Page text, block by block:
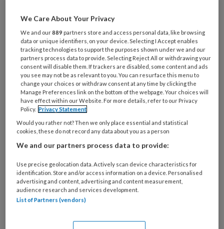
artikelen gratis per maand
Al een account of abonnement?Log dan in
Wat
is
je
e-
* *
Kies
je
wachtwoord* *
Kies
je
functie *
Bij
welke
We Care About Your Privacy
We and our889 partners store and access personal data, like browsing
data or unique identifiers, on your device. Selecting I Accept enables
tracking technologies to support the purposes shown under we and our
partners process data to provide. Selecting Reject All or withdrawing your
consent will disable them. If trackers are disabled, some content and ads
you see may not be as relevant to you. You can resurface this menu to
change your choices or withdraw consent at any time by clicking the
Manage Preferences link on the bottom of the webpage. Your choices will
have effect within our Website. For more details, refer to our Privacy
Policy. Privacy Statement
Would you rather not? Then we only place essential and statistical
cookies, these do not record any data about you as a person
We and our partners process data to provide:
Use precise geolocation data. Actively scan device characteristics for
identification. Store and/or access information on a device. Personalised
advertising and content, advertising and content measurement,
audience research and services development.
List of Partners (vendors)